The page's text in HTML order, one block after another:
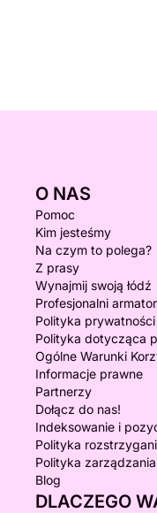
O NAS
Pomoc
Kim jesteśmy
Na czym to polega?
Z prasy
Wynajmij swoją łódź
Profesjonalni
Polityka prywatności
Polityka dotycząca
Ogólne Warunki
Informacje prawne
Partnerzy
Dołącz do nas!
Indeksowanie i
Polityka
Polityka
Blog
DLACZEGO